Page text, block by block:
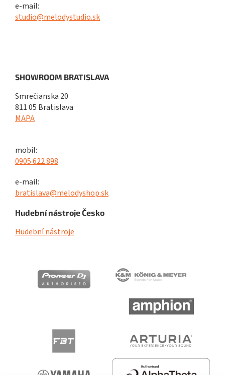
e-mail:
studio@melodystudio.sk
SHOWROOM BRATISLAVA
Smrečianska 20
811 05 Bratislava
MAPA
mobil:
0905 622 898
e-mail:
bratislava@melodyshop.sk
Hudební nástroje Česko
Hudební nástroje